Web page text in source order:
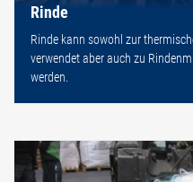
Rinde
Rinde kann sowohl zur
verwendet aber auch zu
werden.